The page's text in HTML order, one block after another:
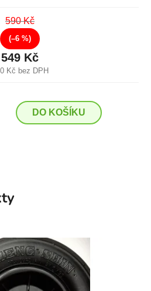
Kč bez DPH
549 Kč
590 Kč
(–6 %)
DO KOŠÍKU